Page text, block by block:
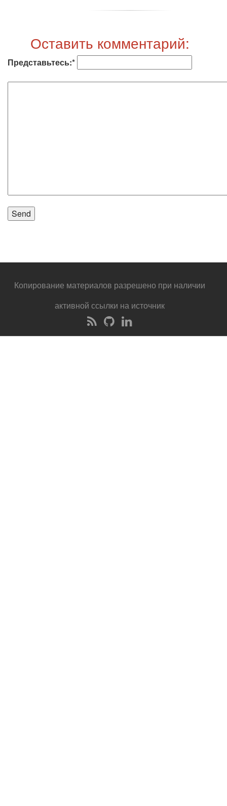
Оставить комментарий:
Представьтесь:*
Копирование материалов разрешено при наличии
активной ссылки на источник